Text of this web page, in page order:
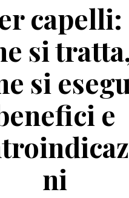
capelli:
si
si
e
ni